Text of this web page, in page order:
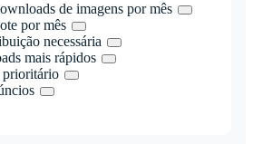
de imagens por mês
por mês
necessária
mais rápidos
prioritário